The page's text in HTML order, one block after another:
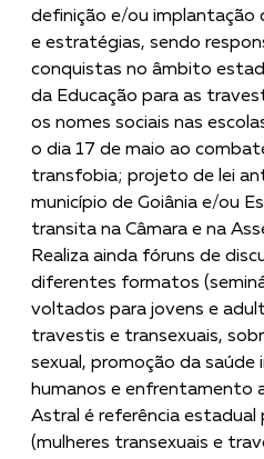
definição e/ou implantação
e estratégias, sendo
conquistas no âmbito
da Educação para as
os nomes sociais nas
o dia 17 de maio ao
transfobia; projeto de lei
município de Goiânia e/ou
transita na Câmara e na
Realiza ainda fóruns de
diferentes formatos
voltados para jovens e
travestis e transexuais,
sexual, promoção da saúde
humanos e enfrentamento
Astral é referência estadual
(mulheres transexuais e